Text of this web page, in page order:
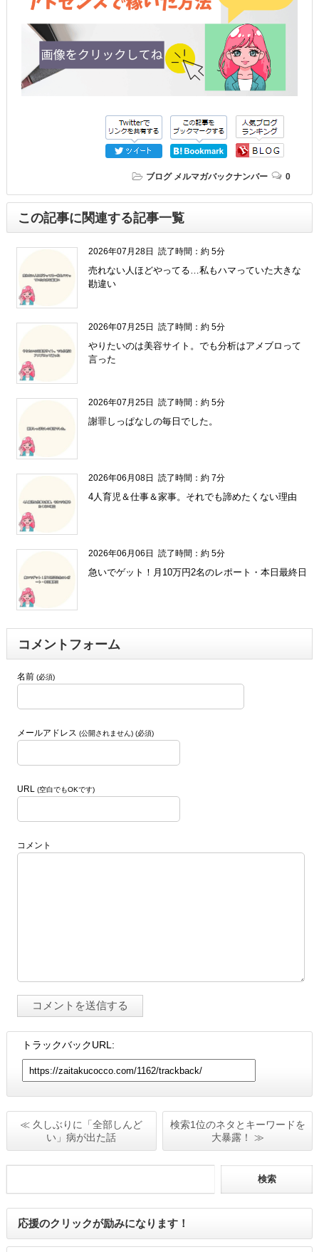
ブログ メルマガバックナンバー 0
この記事に関連する記事一覧
2026年07月28日 読了時間：約 5分
売れない人ほどやってる…私もハマっていた大きな
勘違い
2026年07月25日 読了時間：約 5分
やりたいのは美容サイト。でも分析はアメブロって
言った
2026年07月25日 読了時間：約 5分
謝罪しっぱなしの毎日でした。
2026年06月08日 読了時間：約 7分
4人育児＆仕事＆家事。それでも諦めたくない理由
2026年06月06日 読了時間：約 5分
急いでゲット！月10万円2名のレポート・本日最終日
コメントフォーム
名前 (必須)
メールアドレス (公開されません) (必須)
URL (空白でもOKです)
コメント
トラックバックURL:
≪ 久しぶりに「全部しんど
い」病が出た話
検索1位のネタとキーワードを
大暴露！ ≫
応援のクリックが励みになります！